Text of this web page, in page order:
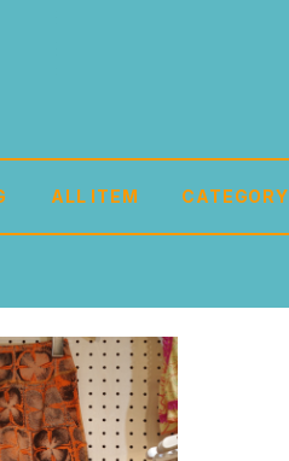
ALL ITEM CATEGORY